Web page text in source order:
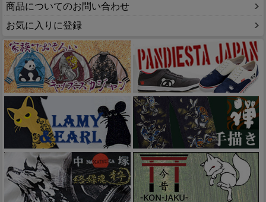
商品についてのお問い合わせ
お気に入りに登録